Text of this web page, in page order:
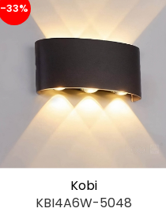
-33%
Kobi
KBI4A6W-5048